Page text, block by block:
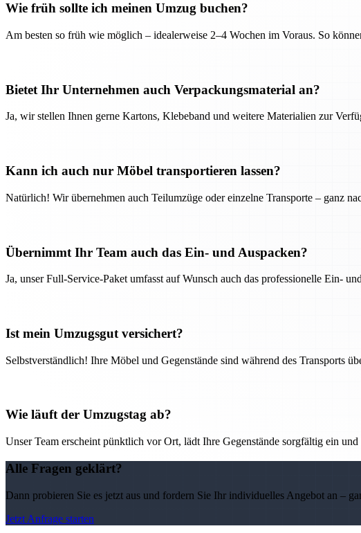
Wie früh sollte ich meinen Umzug buchen?
Am besten so früh wie möglich – idealerweise 2–4 Wochen im Voraus. So
Bietet Ihr Unternehmen auch Verpackungsmaterial an?
Ja, wir stellen Ihnen gerne Kartons, Klebeband und weitere Materialien zur
Kann ich auch nur Möbel transportieren lassen?
Natürlich! Wir übernehmen auch Teilumzüge oder einzelne Transporte – ganz
Übernimmt Ihr Team auch das Ein- und Auspacken?
Ja, unser Full-Service-Paket umfasst auf Wunsch auch das professionelle Ein-
Ist mein Umzugsgut versichert?
Selbstverständlich! Ihre Möbel und Gegenstände sind während des Transports
Wie läuft der Umzugstag ab?
Unser Team erscheint pünktlich vor Ort, lädt Ihre Gegenstände sorgfältig ein
Alle Fragen geklärt?
Dann probieren Sie es jetzt aus und fordern Sie Ihr individuelles Angebot an –
Jetzt Anfrage starten